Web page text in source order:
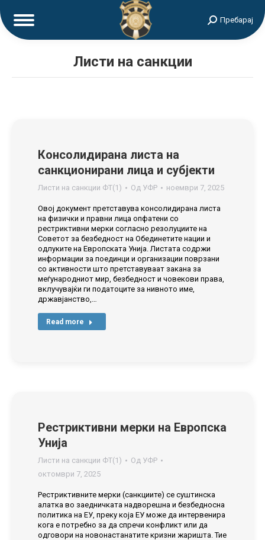
Search:Пребарај
Листи на санкции
Консолидирана листа на
санкционирани лица и субјекти
Листи на санкции ФТ(1) Од УФР ноември 7, 2025
Овој документ претставува консолидирана листа
на физички и правни лица опфатени со
рестриктивни мерки согласно резолуциите на
Советот за безбедност на Обединетите нации и
одлуките на Европската Унија. Листата содржи
информации за поединци и организации поврзани
со активности што претставуваат закана за
меѓународниот мир, безбедност и човекови права,
вклучувајќи ги податоците за нивното име,
државјанство,…
Read more
Рестриктивни мерки на Европска
Унија
Листи на санкции ФТ(1) Од УФР
октомври 7, 2025
Рестриктивните мерки (санкциите) се суштинска
алатка во заедничката надворешна и безбедносна
политика на ЕУ, преку која ЕУ може да интервенира
кога е потребно за да спречи конфликт или да
одговори на новонастанатите кризни жаришта. Тие